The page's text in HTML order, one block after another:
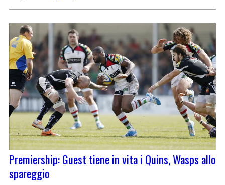
Premiership: Guest tiene in vita i Quins, Wasps allo
spareggio